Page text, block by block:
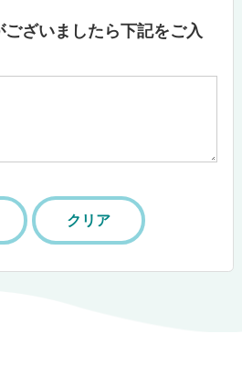
ざいましたら下記をご入